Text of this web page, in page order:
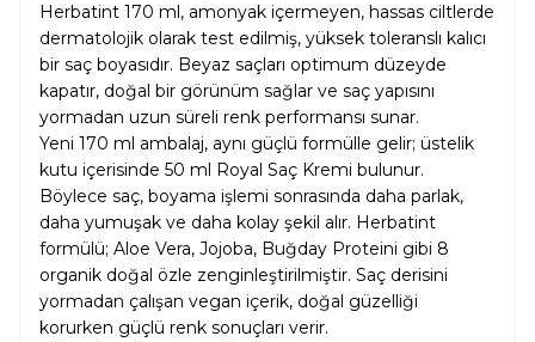
Herbatint 170 ml, amonyak içermeyen, hassas ciltlerde
dermatolojik olarak test edilmiş, yüksek toleranslı kalıcı
bir saç boyasıdır. Beyaz saçları optimum düzeyde
kapatır, doğal bir görünüm sağlar ve saç yapısını
yormadan uzun süreli renk performansı sunar.
Yeni 170 ml ambalaj, aynı güçlü formülle gelir; üstelik
kutu içerisinde 50 ml Royal Saç Kremi bulunur.
Böylece saç, boyama işlemi sonrasında daha parlak,
daha yumuşak ve daha kolay şekil alır. Herbatint
formülü; Aloe Vera, Jojoba, Buğday Proteini gibi 8
organik doğal özle zenginleştirilmiştir. Saç derisini
yormadan çalışan vegan içerik, doğal güzelliği
korurken güçlü renk sonuçları verir.